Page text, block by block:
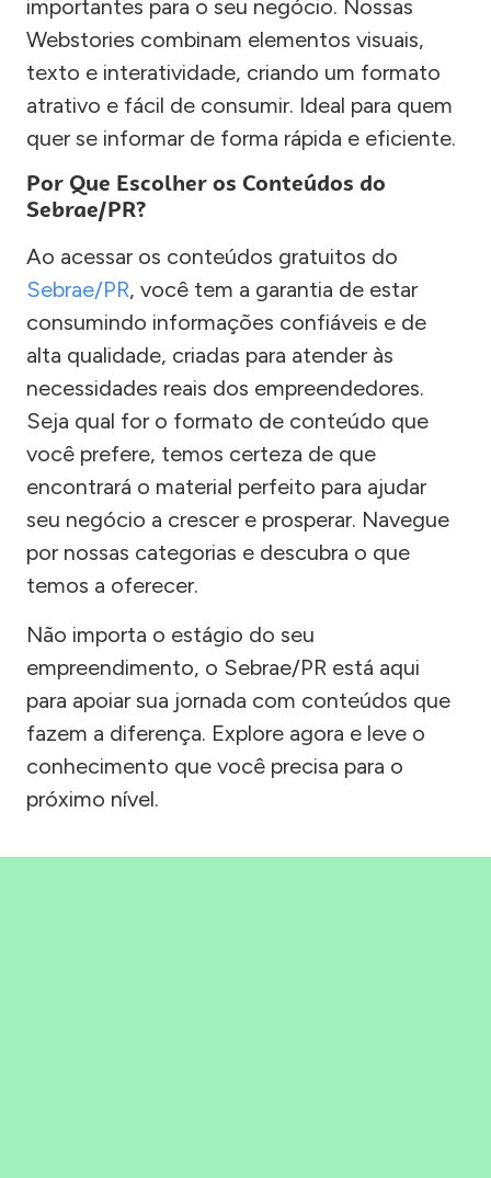
importantes para o seu negócio. Nossas
Webstories combinam elementos visuais,
texto e interatividade, criando um formato
atrativo e fácil de consumir. Ideal para quem
quer se informar de forma rápida e eficiente.
Por Que Escolher os Conteúdos do
Sebrae/PR?
Ao acessar os conteúdos gratuitos do
Sebrae/PR, você tem a garantia de estar
consumindo informações confiáveis e de
alta qualidade, criadas para atender às
necessidades reais dos empreendedores.
Seja qual for o formato de conteúdo que
você prefere, temos certeza de que
encontrará o material perfeito para ajudar
seu negócio a crescer e prosperar. Navegue
por nossas categorias e descubra o que
temos a oferecer.
Não importa o estágio do seu
empreendimento, o Sebrae/PR está aqui
para apoiar sua jornada com conteúdos que
fazem a diferença. Explore agora e leve o
conhecimento que você precisa para o
próximo nível.